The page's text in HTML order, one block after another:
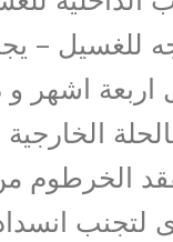
للغسيل –
اشهر و
الخارجية
الخرطوم
لتجنب